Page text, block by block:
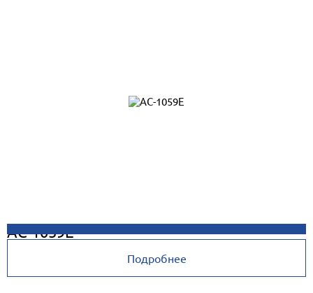
AC-1059E
Подробнее